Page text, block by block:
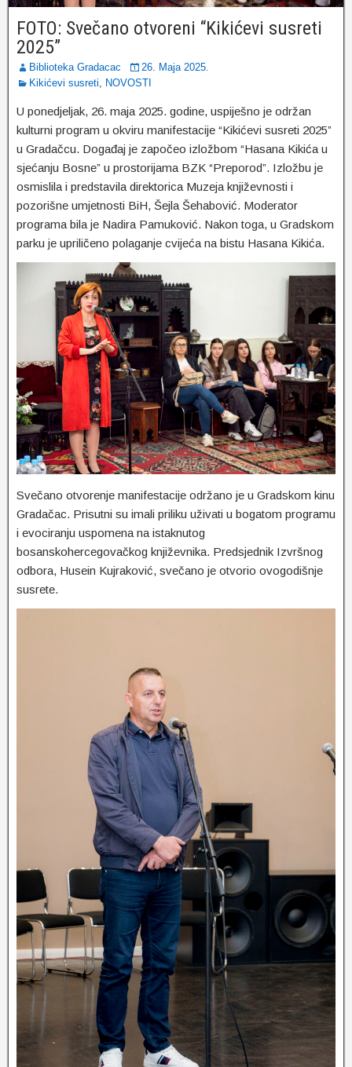
FOTO: Svečano otvoreni “Kikićevi susreti
2025”
Biblioteka Gradacac
26. Maja 2025.
Kikićevi susreti, NOVOSTI
U ponedjeljak, 26. maja 2025. godine, uspiješno je održan
kulturni program u okviru manifestacije “Kikićevi susreti 2025”
u Gradačcu. Događaj je započeo izložbom “Hasana Kikića u
sjećanju Bosne” u prostorijama BZK “Preporod”. Izložbu je
osmislila i predstavila direktorica Muzeja književnosti i
pozorišne umjetnosti BiH, Šejla Šehabović. Moderator
programa bila je Nadira Pamuković. Nakon toga, u Gradskom
parku je upriličeno polaganje cvijeća na bistu Hasana Kikića.
Svečano otvorenje manifestacije održano je u Gradskom kinu
Gradačac. Prisutni su imali priliku uživati u bogatom programu
i evociranju uspomena na istaknutog
bosanskohercegovačkog književnika. Predsjednik Izvršnog
odbora, Husein Kujraković, svečano je otvorio ovogodišnje
susrete.